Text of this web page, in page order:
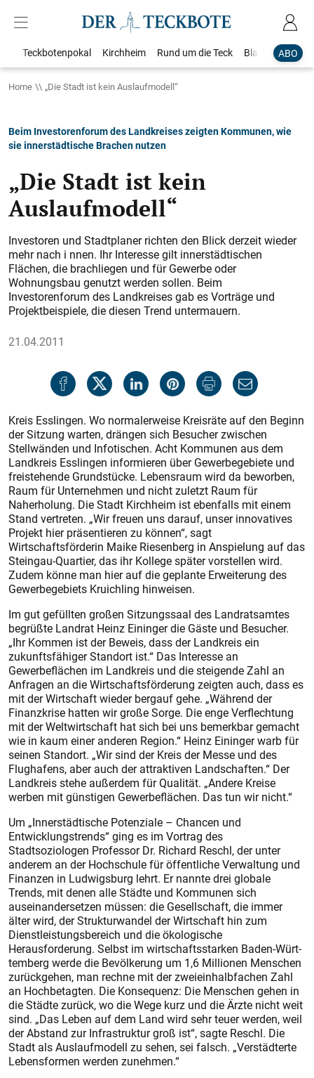
ABO
Teckbotenpokal Kirchheim Rund um die Teck Blaulicht
Home „Die Stadt ist kein Auslaufmodell“
Beim Investorenforum des Landkreises zeigten Kommunen, wie
sie innerstädtische Brachen nutzen
„Die Stadt ist kein
Auslaufmodell“
Investoren und Stadtplaner richten den Blick derzeit wieder
mehr nach i nnen. Ihr Interesse gilt innerstädtischen
Flächen, die brachliegen und für Gewerbe oder
Wohnungsbau genutzt werden sollen. Beim
Investorenforum des Landkreises gab es Vorträge und
Projektbeispiele, die diesen Trend untermauern.
21.04.2011
Kreis Esslingen. Wo normalerweise Kreisräte auf den Beginn
der Sitzung warten, drängen sich Besucher zwischen
Stellwänden und Infotischen. Acht Kommunen aus dem
Landkreis Esslingen informieren über Gewerbegebiete und
freistehende Grundstücke. Lebensraum wird da beworben,
Raum für Unternehmen und nicht zuletzt Raum für
Naherholung. Die Stadt Kirchheim ist ebenfalls mit einem
Stand vertreten. „Wir freuen uns darauf, unser innovatives
Projekt hier präsentieren zu können“, sagt
Wirtschaftsförderin Maike Riesenberg in Anspielung auf das
Steingau-Quartier, das ihr Kollege später vorstellen wird.
Zudem könne man hier auf die geplante Erweiterung des
Gewerbegebiets Kruichling hinweisen.
Im gut gefüllten großen Sitzungssaal des Landratsamtes
begrüßte Landrat Heinz Eininger die Gäste und Besucher.
„Ihr Kommen ist der Beweis, dass der Landkreis ein
zukunftsfähiger Standort ist.“ Das Interesse an
Gewerbeflächen im Landkreis und die steigende Zahl an
Anfragen an die Wirtschaftsförderung zeigten auch, dass es
mit der Wirtschaft wieder bergauf gehe. „Während der
Finanzkrise hatten wir große Sorge. Die enge Verflechtung
mit der Weltwirtschaft hat sich bei uns bemerkbar gemacht
wie in kaum einer anderen Region.“ Heinz Eininger warb für
seinen Standort. „Wir sind der Kreis der Messe und des
Flughafens, aber auch der attraktiven Landschaften.“ Der
Landkreis stehe außerdem für Qualität. „Andere Kreise
werben mit günstigen Gewerbeflächen. Das tun wir nicht.“
Um „Innerstädtische Potenziale – Chancen und
Entwicklungstrends“ ging es im Vortrag des
Stadtsoziologen Professor Dr. Richard Reschl, der unter
anderem an der Hochschule für öffentliche Verwaltung und
Finanzen in Ludwigsburg lehrt. Er nannte drei globale
Trends, mit denen alle Städte und Kommunen sich
auseinandersetzen müssen: die Gesellschaft, die immer
älter wird, der Strukturwandel der Wirtschaft hin zum
Dienstleistungsbereich und die ökologische
Herausforderung. Selbst im wirtschaftsstarken Baden-Würt­
temberg werde die Bevölkerung um 1,6 Millionen Menschen
zurückgehen, man rechne mit der zweieinhalbfachen Zahl
an Hochbetagten. Die Konsequenz: Die Menschen gehen in
die Städte zurück, wo die Wege kurz und die Ärzte nicht weit
sind. „Das Leben auf dem Land wird sehr teuer werden, weil
der Abstand zur Infrastruktur groß ist“, sagte Reschl. Die
Stadt als Auslaufmodell zu sehen, sei falsch. „Verstädterte
Lebensformen werden zunehmen.“